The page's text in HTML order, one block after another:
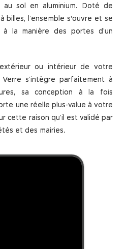
sol en aluminium. Doté de
billes, l’ensemble s'ouvre et se
la manière des portes d’un
ou intérieur de votre
s’intègre parfaitement à
sa conception à la fois
une réelle plus-value à votre
cette raison qu’il est validé par
et des mairies.